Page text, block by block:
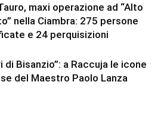
maxi operazione ad “Alto
nella Ciambra: 275 persone
e 24 perquisizioni
di Bisanzio”: a Raccuja le icone
del Maestro Paolo Lanza